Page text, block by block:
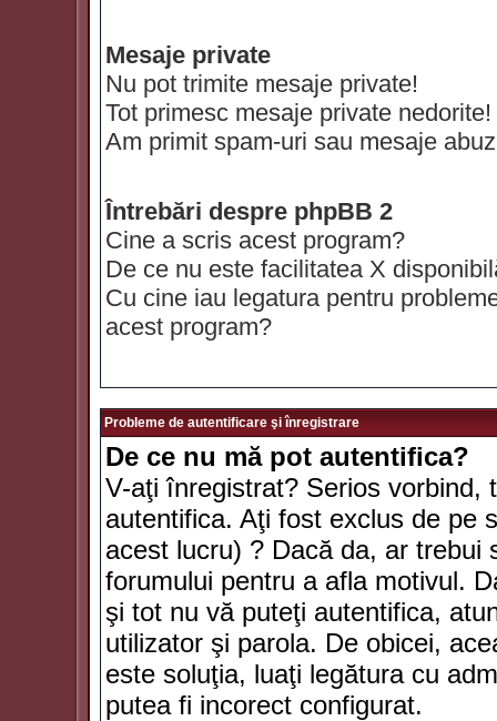
Mesaje private
Nu pot trimite mesaje private!
Tot primesc mesaje private nedorite!
Am primit spam-uri sau mesaje
Întrebări despre phpBB 2
Cine a scris acest program?
De ce nu este facilitatea X
Cu cine iau legatura pentru
acest program?
Probleme de autentificare şi înregistrare
De ce nu mă pot autentifica?
V-aţi înregistrat? Serios vorbind,
autentifica. Aţi fost exclus de pe
acest lucru) ? Dacă da, ar trebui
forumului pentru a afla motivul.
şi tot nu vă puteţi autentifica,
utilizator şi parola. De obicei,
este soluţia, luaţi legătura cu
putea fi incorect configurat.